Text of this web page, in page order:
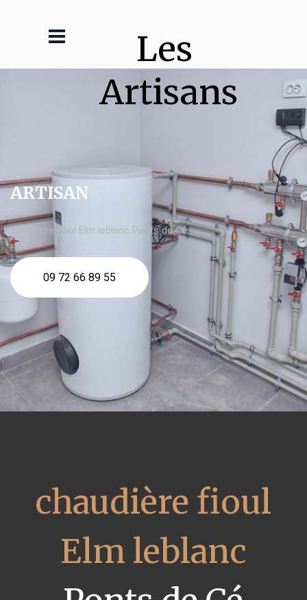
Les
Artisans
ARTISAN
chaudière fioul Elm leblanc Ponts de Cé
09 72 66 89 55
chaudière fioul
Elm leblanc